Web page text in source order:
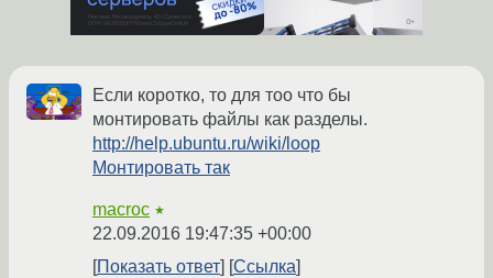
Если коротко, то для тоо что бы
монтировать файлы как разделы.
http://help.ubuntu.ru/wiki/loop
Монтировать так
macroc ★
22.09.2016 19:47:35 +00:00
Показать ответ
Ссылка